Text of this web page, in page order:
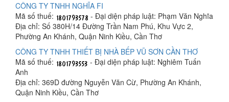
CÔNG TY TNHH NGHĨA FI
Mã số thuế:
- Đại diện pháp luật: Phạm Văn Nghĩa
Địa chỉ: Số 380H/14 Đường Trần Nam Phú, Khu Vực 2,
Phường An Khánh, Quận Ninh Kiều, Cần Thơ
CÔNG TY TNHH THIẾT BỊ NHÀ BẾP VŨ SƠN CẦN THƠ
Mã số thuế:
- Đại diện pháp luật: Nghiêm Tuấn
Anh
Địa chỉ: 369D đường Nguyễn Văn Cừ, Phường An Khánh,
Quận Ninh Kiều, Cần Thơ